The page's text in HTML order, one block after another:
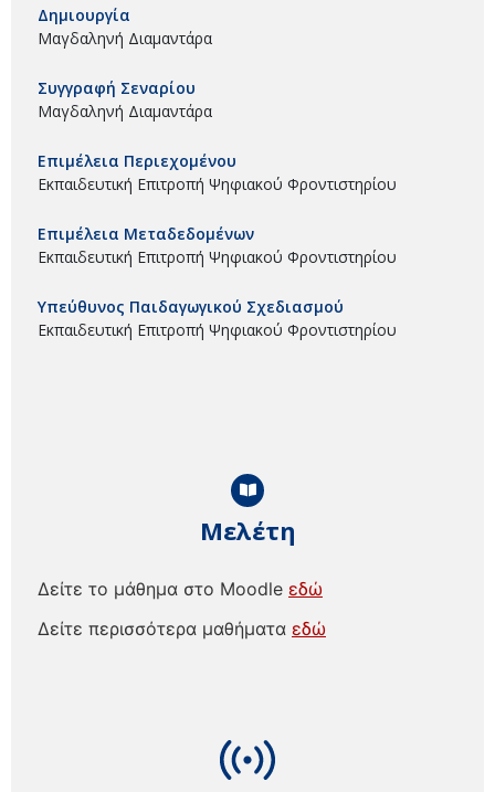
Μελέτη
Δείτε το μάθημα στο Moodle εδώ
Δείτε περισσότερα μαθήματα εδώ
Δημιουργία
Μαγδαληνή Διαμαντάρα
Συγγραφή Σεναρίου
Μαγδαληνή Διαμαντάρα
Επιμέλεια Περιεχομένου
Εκπαιδευτική Επιτροπή Ψηφιακού Φροντιστηρίου
Επιμέλεια Μεταδεδομένων
Εκπαιδευτική Επιτροπή Ψηφιακού Φροντιστηρίου
Υπεύθυνος Παιδαγωγικού Σχεδιασμού
Εκπαιδευτική Επιτροπή Ψηφιακού Φροντιστηρίου